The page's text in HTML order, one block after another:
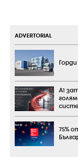
ADVERTORIAL
А1
75%